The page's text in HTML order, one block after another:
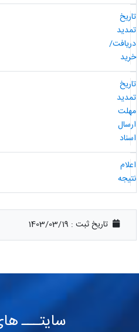
تاریخ ثبت : 1403/03/19
سایتـــ